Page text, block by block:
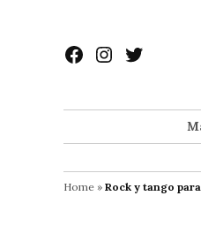
contenido
Facebook
Instagram
Twitter
Home » Rock y tango